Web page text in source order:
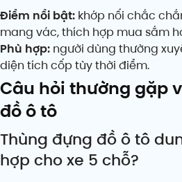
Điểm nổi bật: khớp nối chắc
mang vác, thích hợp mua sắm
Phù hợp: người dùng thường
diện tích cốp tùy thời điểm.
Câu hỏi thường gặp
đồ ô tô
Thùng đựng đồ ô tô
hợp cho xe 5 chỗ?